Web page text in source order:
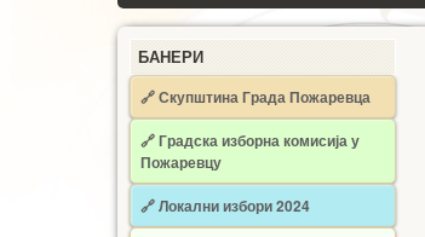
БАНЕРИ
🔗 Скупштина Града Пожаревца
🔗Градска изборна комисија у
Пожаревцу
🔗 Локални избори 2024